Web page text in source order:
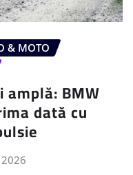
& MOTO
amplă: BMW
dată cu